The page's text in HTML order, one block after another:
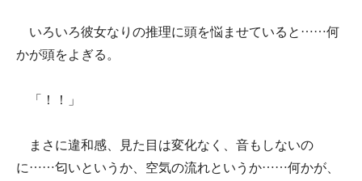
いろいろ彼女なりの推理に頭を悩ませていると……何
かが頭をよぎる。
「！！」
まさに違和感、見た目は変化なく、音もしないの
に……匂いというか、空気の流れというか……何かが、